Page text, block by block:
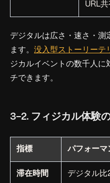
URL
デジタルは広さ・速さ・測
ます。 没入型ストーリーテ
ジカルイベントの数千人に
チできます。
3-2. フィジカル体験
指標 パフォーマ
滞在時間 デジタル